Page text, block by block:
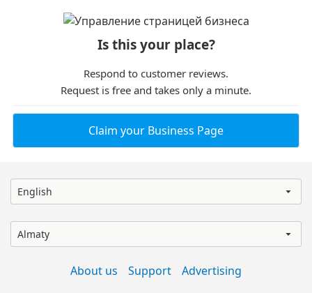
Is this your place?
Respond to customer reviews.
Request is free and takes only a minute.
Claim your Business Page
English
Almaty
About us Support Advertising